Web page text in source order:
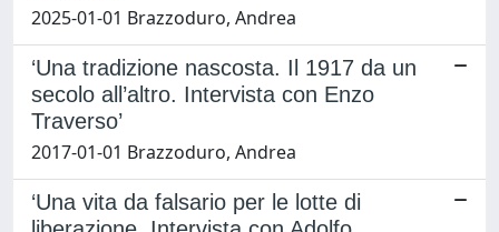
2025-01-01 Brazzoduro, Andrea
‘Una tradizione nascosta. Il 1917 da un
secolo all’altro. Intervista con Enzo
Traverso’
2017-01-01 Brazzoduro, Andrea
‘Una vita da falsario per le lotte di